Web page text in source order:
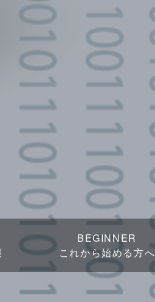
BEGINNER
これから始める方へ